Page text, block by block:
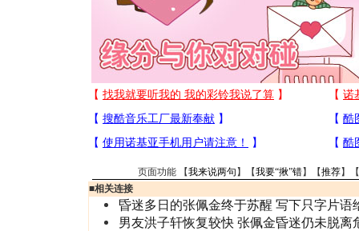
页面功能 【我来说两句 】【我要“揪”错】【推荐】
■相关连接
昏迷多日的张佩金终于苏醒 写下只字片语
男友洪子轩恢复较快 张佩金昏迷仍未脱离